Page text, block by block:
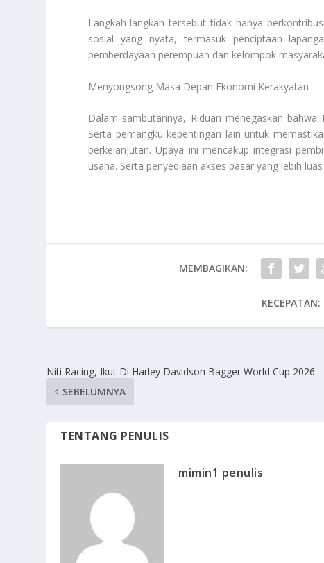
Langkah-langkah tersebut tidak hanya
sosial yang nyata, termasuk penciptaan
pemberdayaan perempuan dan kelompok
Menyongsong Masa Depan Ekonomi Kerakyatan
Dalam sambutannya, Riduan menegaskan
Serta pemangku kepentingan lain untuk
berkelanjutan. Upaya ini mencakup integrasi
usaha. Serta penyediaan akses pasar yang lebih
MEMBAGIKAN:
KECEPATAN:
Niti Racing, Ikut Di Harley Davidson Bagger World Cup 2026
SEBELUMNYA
TENTANG PENULIS
mimin1 penulis